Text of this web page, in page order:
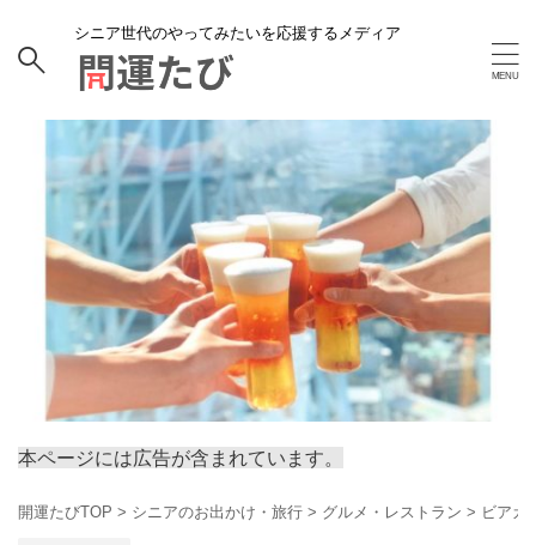
シニア世代のやってみたいを応援するメディア
本ページには広告が含まれています。
開運たびTOP > シニアのお出かけ・旅行 > グルメ・レストラン > ビアガ